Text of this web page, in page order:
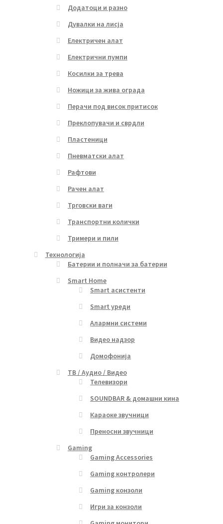
Додатоци и разно
Дувалки на лисја
Електричен алат
Електрични пумпи
Косилки за трева
Ножици за жива ограда
Перачи под висок притисок
Преклопувачи и сврдли
Пластеници
Пневматски алат
Рафтови
Рачен алат
Трговски ваги
Транспортни колички
Тримери и пили
Технологија
Батерии и полначи за батерии
Smart Home
Smart асистенти
Smart уреди
Алармни системи
Видео надзор
Домофонија
ТВ / Аудио / Видео
Телевизори
SOUNDBAR & домашни кина
Караоке звучници
Преносни звучници
Gaming
Gaming Accessories
Gaming контролери
Gaming конзоли
Игри за конзоли